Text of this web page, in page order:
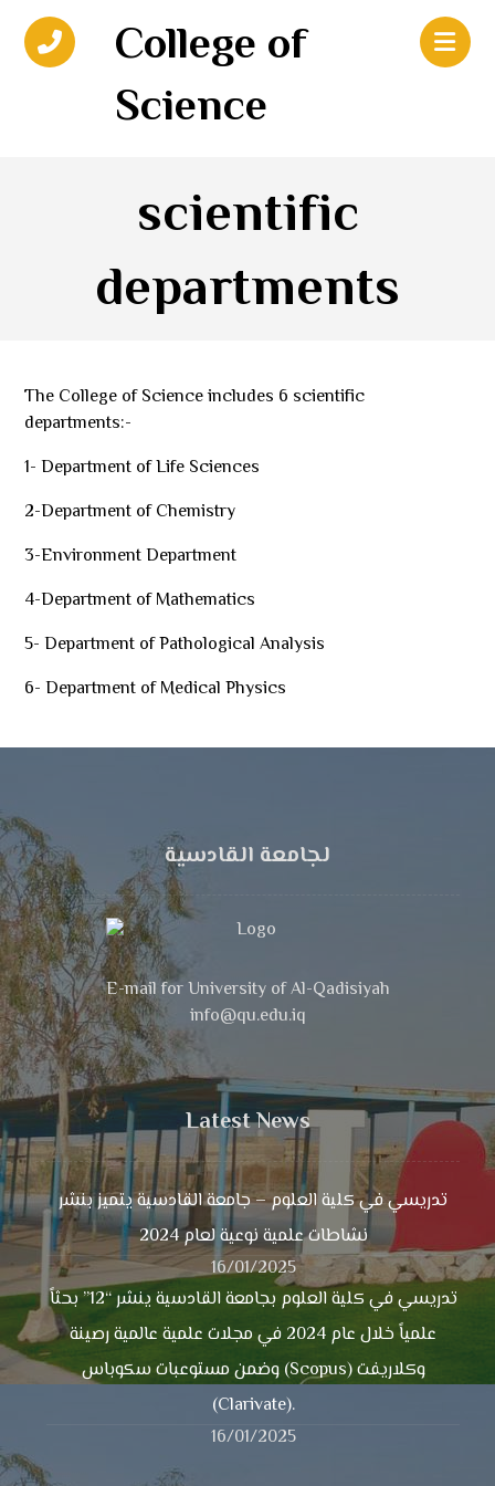
College of
Science
scientific
departments
The College of Science includes 6 scientific
departments:-
1- Department of Life Sciences
2-Department of Chemistry
3-Environment Department
4-Department of Mathematics
5- Department of Pathological Analysis
6- Department of Medical Physics
لجامعة القادسية
E-mail for University of Al-Qadisiyah
info@qu.edu.iq
Latest News
تدريسي في كلية العلوم – جامعة القادسية يتميز بنشر
نشاطات علمية نوعية لعام 2024
16/01/2025
تدريسي في كلية العلوم بجامعة القادسية ينشر “12” بحثاً
علمياً خلال عام 2024 في مجلات علمية عالمية رصينة
وضمن مستوعبات سكوباس (Scopus) وكلاريفت
(Clarivate).
16/01/2025